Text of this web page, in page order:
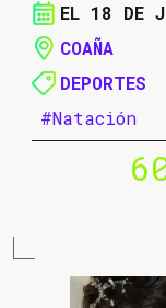
EL 18 DE
COAÑA
DEPORTES
#Natación